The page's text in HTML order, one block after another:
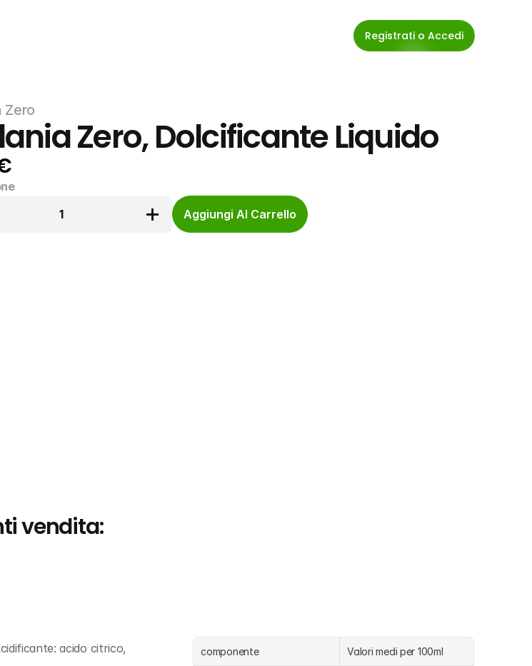
Registrati o Accedi
Zero
Zero, Dolcificante Liquido
1
Aggiungi Al Carrello
vendita:
acido citrico,
componente Valori medi per 100ml